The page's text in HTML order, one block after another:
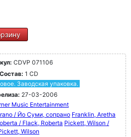
CDVP 071106
Состав: 1 CD
Заводская упаковка.
27-03-2006
Music Entertainment
/ Йо Суми, сопрано Franklin, Aretha
/ Flack, Roberta Pickett, Wilson /
Wilson